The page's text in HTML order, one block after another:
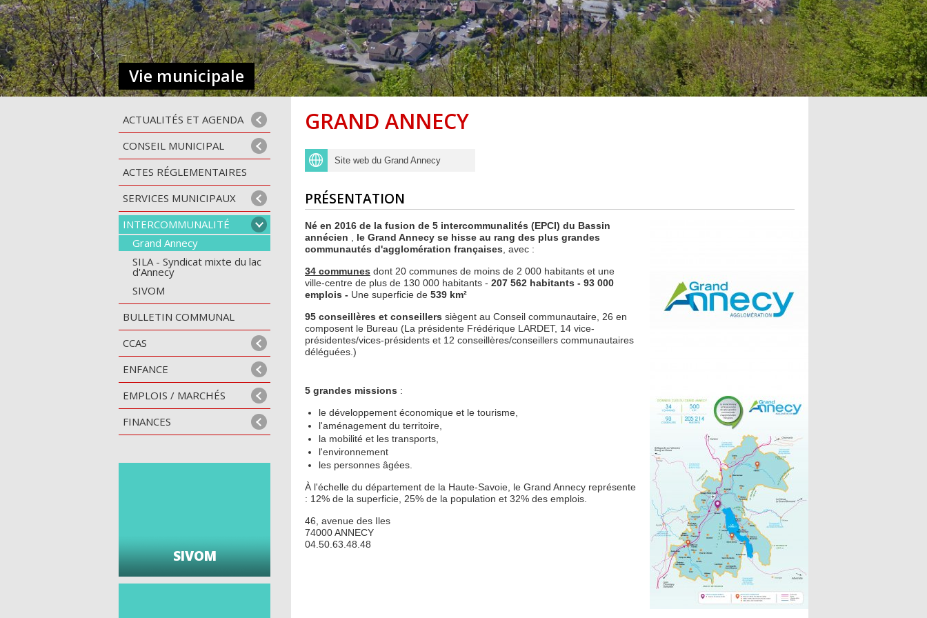
Centre de loisirs et
périscolaire
Mercredis
périscolaire
Vacances scolaires
Subventions
ACTUALITÉS ET AGENDA
CONSEIL MUNICIPAL
ACTES RÉGLEMENTAIRES
SERVICES MUNICIPAUX
INTERCOMMUNALITÉ
Grand Annecy
SILA - Syndicat mixte du lac
d'Annecy
SIVOM
BULLETIN COMMUNAL
CCAS
ENFANCE
EMPLOIS / MARCHÉS
FINANCES
SIVOM
Vie municipale
GRAND ANNECY
Site web du Grand Annecy
PRÉSENTATION
Né en 2016 de la fusion de 5 intercommunalités (EPCI) du Bassin
annécien
le Grand Annecy se hisse au rang des plus grandes
communautés d'agglomération françaises , avec :
34 communes dont 20 communes de moins de 2 000 habitants et une
ville-centre de plus de 130 000 habitants - 207 562 habitants - 93 000
emplois - Une superficie de 539 km²
95 conseillères et conseillers siègent au Conseil communautaire, 26 en
composent le Bureau (La présidente Frédérique LARDET, 14 vice-
présidentes/vices-présidents et 12 conseillères/conseillers communautaires
déléguées.)
5 grandes missions :
le développement économique et le tourisme,
l'aménagement du territoire,
la mobilité et les transports,
l'environnement
les personnes âgées.
À l'échelle du département de la Haute-Savoie, le Grand Annecy représente
: 12% de la superficie, 25% de la population et 32% des emplois.
46, avenue des Iles
74000 ANNECY
04.50.63.48.48